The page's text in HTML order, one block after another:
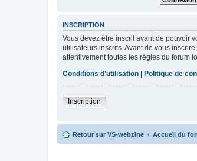
INSCRIPTION
Vous devez être inscrit avant de pouvoir
utilisateurs inscrits. Avant de vous
attentivement toutes les règles du forum
Conditions d’utilisation
Politique de
Inscription
Retour sur VS-webzine Accueil du